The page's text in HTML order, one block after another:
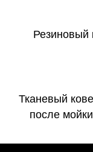
Резиновый
Тканевый
после